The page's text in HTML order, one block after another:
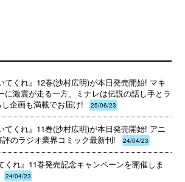
てくれ』12巻(沙村広明)が本日発売開始! マキ
に激震が走る一方、ミナレは伝説の話し手とラ
企画も満載でお届け!
25/06/23
てくれ』11巻(沙村広明)が本日発売開始! アニ
のラジオ業界コミック最新刊!
24/04/23
くれ』11巻発売記念キャンペーンを開催しま
24/04/23